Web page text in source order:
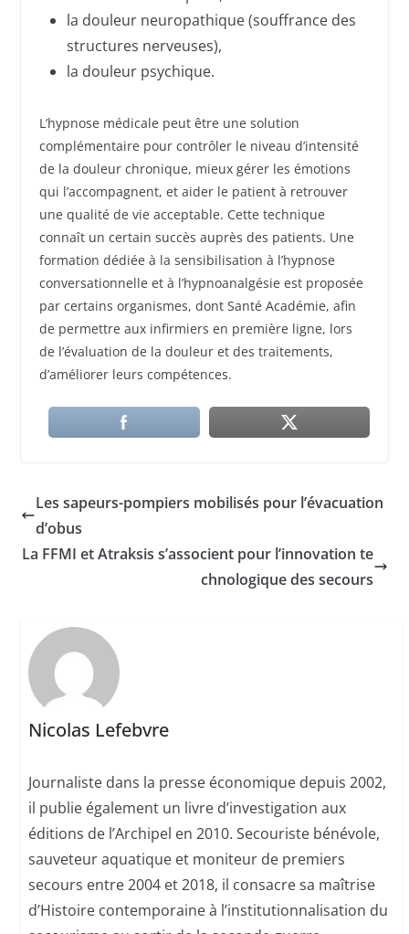
la douleur neuropathique (souffrance des
structures nerveuses),
la douleur psychique.
L’hypnose médicale peut être une solution
complémentaire pour contrôler le niveau d’intensité
de la douleur chronique, mieux gérer les émotions
qui l’accompagnent, et aider le patient à retrouver
une qualité de vie acceptable. Cette technique
connaît un certain succès auprès des patients. Une
formation dédiée à la sensibilisation à l’hypnose
conversationnelle et à l’hypnoanalgésie est proposée
par certains organismes, dont Santé Académie, afin
de permettre aux infirmiers en première ligne, lors
de l’évaluation de la douleur et des traitements,
d’améliorer leurs compétences.
Les sapeurs-pompiers mobilisés pour l’évacuation
d’obus
La FFMI et Atraksis s’associent pour l’innovation te
chnologique des secours
Nicolas Lefebvre
Journaliste dans la presse économique depuis 2002,
il publie également un livre d’investigation aux
éditions de l’Archipel en 2010. Secouriste bénévole,
sauveteur aquatique et moniteur de premiers
secours entre 2004 et 2018, il consacre sa maîtrise
d’Histoire contemporaine à l’institutionnalisation du